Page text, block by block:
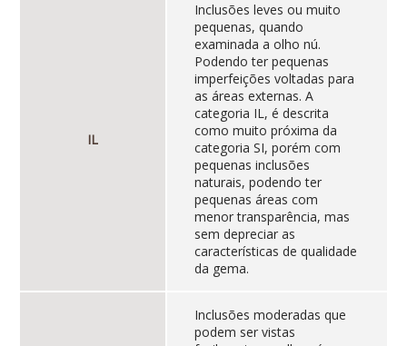
IL
Inclusões leves ou muito
pequenas, quando
examinada a olho nú.
Podendo ter pequenas
imperfeições voltadas para
as áreas externas. A
categoria IL, é descrita
como muito próxima da
categoria SI, porém com
pequenas inclusões
naturais, podendo ter
pequenas áreas com
menor transparência, mas
sem depreciar as
características de qualidade
da gema.
Inclusões moderadas que
podem ser vistas